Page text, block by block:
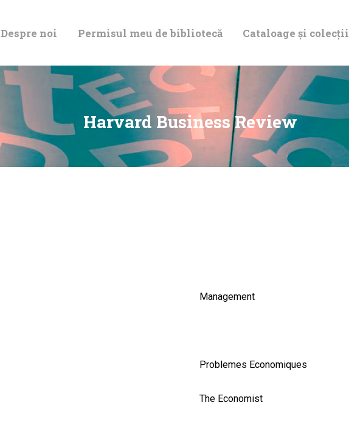
Despre noi Permisul meu de bibliotecă Cataloage și colecții
Harvard Business Review
DE BIBLIOTECĂ
CATALOAGE ȘI
COLECȚII
Management
Problemes Economiques
The Economist